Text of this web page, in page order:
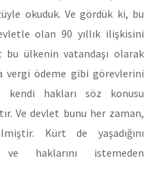
okuduk. Ve gördük ki, bu
olan 90 yıllık ilişkisini
bu ülkenin vatandaşı olarak
vergi ödeme gibi görevlerini
hakları söz konusu
Ve devlet bunu her zaman,
Kürt de yaşadığını
ve haklarını istemeden